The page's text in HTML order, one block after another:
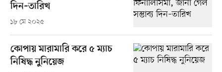
দিন–তারিখ
১৮ মে ২০২৫
কোপায় মারামারি করে ৫ ম্যাচ
নিষিদ্ধ নুনিয়েজ